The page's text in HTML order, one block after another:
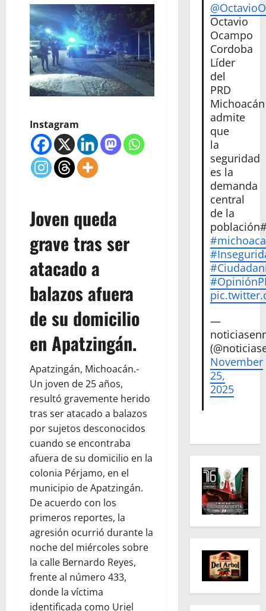
Instagram
Joven queda
grave tras ser
atacado a
balazos afuera
de su domicilio
en Apatzingán.
Apatzingán, Michoacán.-
Un joven de 25 años,
resultó gravemente herido
tras ser atacado a balazos
por sujetos desconocidos
cuando se encontraba
afuera de su domicilio en la
colonia Pérjamo, en el
municipio de Apatzingán.
De acuerdo con los
primeros reportes, la
agresión ocurrió durante la
noche del miércoles sobre
la calle Bernardo Reyes,
frente al número 433,
donde la víctima
identificada como Uriel
Octavio
Ocampo
Cordoba
Líder
del
PRD
Michoacán
admite
que
la
seguridad
es la
demanda
central
de la
—
November
25,
2025